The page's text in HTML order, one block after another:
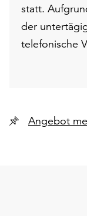
statt.
der
telefonische